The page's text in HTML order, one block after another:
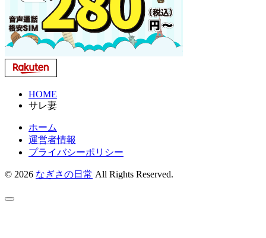
HOME
サレ妻
ホーム
運営者情報
プライバシーポリシー
© 2026 なぎさの日常 All Rights Reserved.